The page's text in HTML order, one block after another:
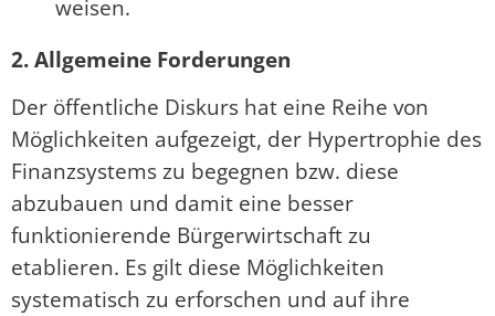
weisen.
2. Allgemeine Forderungen
Der öffentliche Diskurs hat eine Reihe von
Möglichkeiten aufgezeigt, der Hypertrophie des
Finanzsystems zu begegnen bzw. diese
abzubauen und damit eine besser
funktionierende Bürgerwirtschaft zu
etablieren. Es gilt diese Möglichkeiten
systematisch zu erforschen und auf ihre